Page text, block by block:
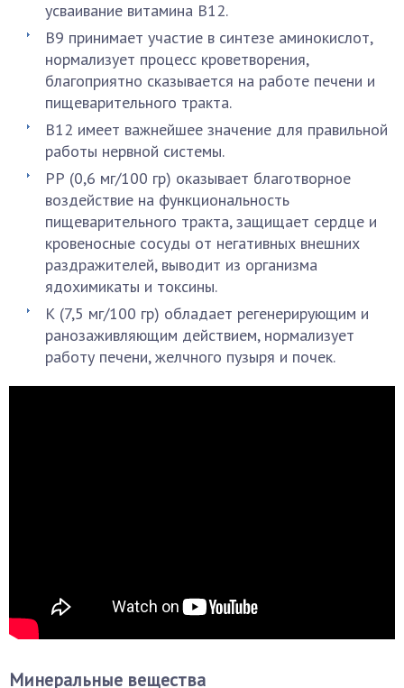
усваивание витамина В12.
В9 принимает участие в синтезе аминокислот,
нормализует процесс кроветворения,
благоприятно сказывается на работе печени и
пищеварительного тракта.
В12 имеет важнейшее значение для правильной
работы нервной системы.
РР (0,6 мг/100 гр) оказывает благотворное
воздействие на функциональность
пищеварительного тракта, защищает сердце и
кровеносные сосуды от негативных внешних
раздражителей, выводит из организма
ядохимикаты и токсины.
К (7,5 мг/100 гр) обладает регенерирующим и
ранозаживляющим действием, нормализует
работу печени, желчного пузыря и почек.
Минеральные вещества